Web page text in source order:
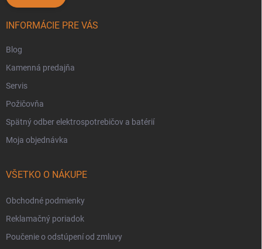
INFORMÁCIE PRE VÁS
Blog
Kamenná predajňa
Servis
Požičovňa
Spätný odber elektrospotrebičov a batérií
Moja objednávka
VŠETKO O NÁKUPE
Obchodné podmienky
Reklamačný poriadok
Poučenie o odstúpení od zmluvy